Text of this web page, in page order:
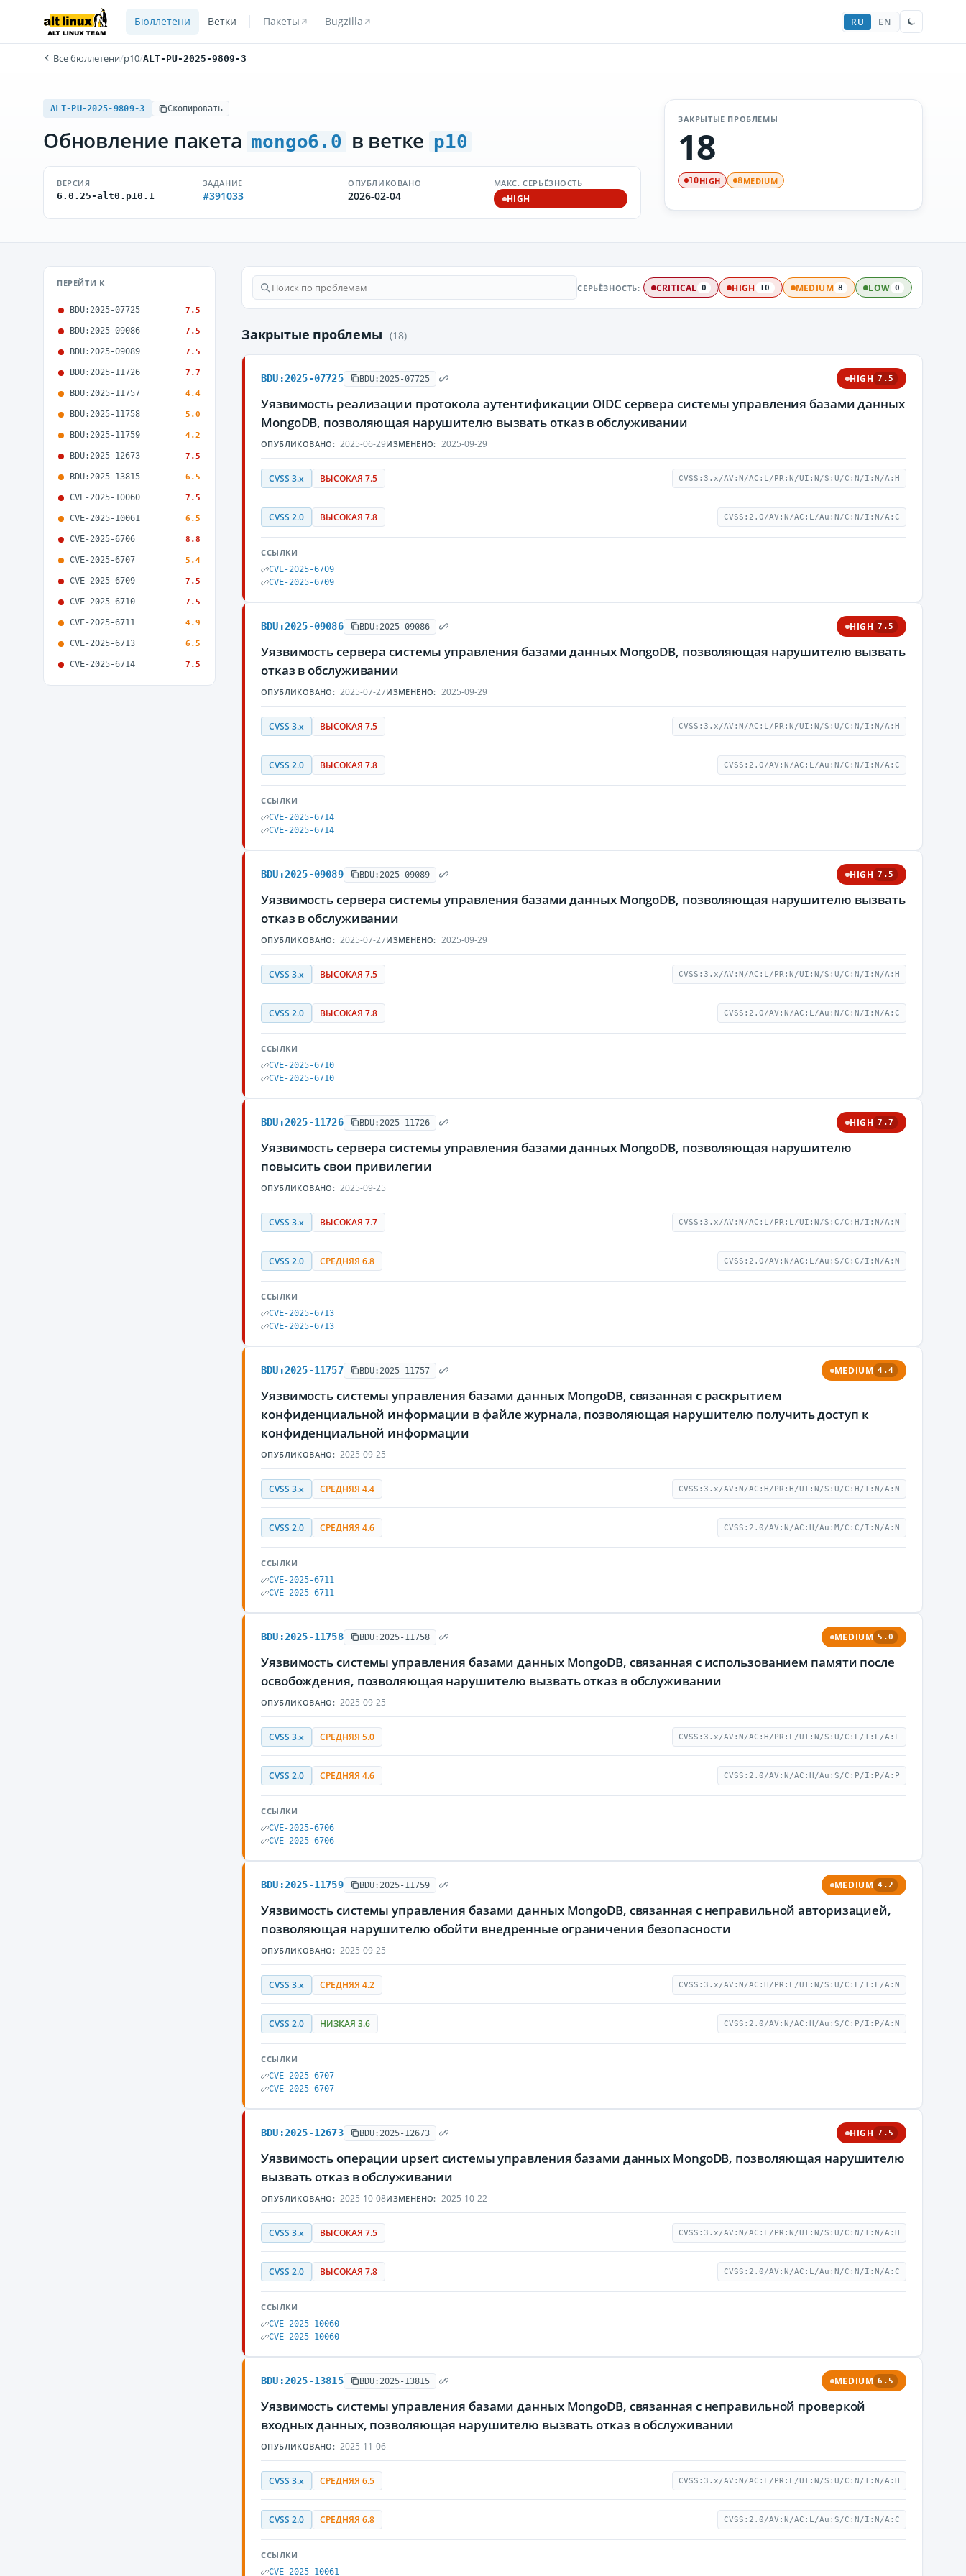
Бюллетени Ветки Пакеты Bugzilla RU EN
Все бюллетени/p10/ALT-PU-2025-9809-3
ALT-PU-2025-9809-3 Скопировать
Обновление пакета mongo6.0 в ветке p10
ВЕРСИЯ
6.0.25-alt0.p10.1
ЗАДАНИЕ
#391033
ОПУБЛИКОВАНО
2026-02-04
МАКС. СЕРЬЁЗНОСТЬ
HIGH
ЗАКРЫТЫЕ ПРОБЛЕМЫ
18
10HIGH 8MEDIUM
ПЕРЕЙТИ К
BDU:2025-07725 7.5
BDU:2025-09086 7.5
BDU:2025-09089 7.5
BDU:2025-11726 7.7
BDU:2025-11757 4.4
BDU:2025-11758 5.0
BDU:2025-11759 4.2
BDU:2025-12673 7.5
BDU:2025-13815 6.5
CVE-2025-10060 7.5
CVE-2025-10061 6.5
CVE-2025-6706 8.8
CVE-2025-6707 5.4
CVE-2025-6709 7.5
CVE-2025-6710 7.5
CVE-2025-6711 4.9
CVE-2025-6713 6.5
CVE-2025-6714 7.5
СЕРЬЁЗНОСТЬ: CRITICAL 0 HIGH 10 MEDIUM 8 LOW 0
Закрытые проблемы (18)
BDU:2025-07725 BDU:2025-07725 HIGH 7.5
Уязвимость реализации протокола аутентификации OIDC сервера системы управления базами данных
MongoDB, позволяющая нарушителю вызвать отказ в обслуживании
ОПУБЛИКОВАНО: 2025-06-29ИЗМЕНЕНО: 2025-09-29
CVSS 3.x ВЫСОКАЯ 7.5 CVSS:3.x/AV:N/AC:L/PR:N/UI:N/S:U/C:N/I:N/A:H
CVSS 2.0 ВЫСОКАЯ 7.8 CVSS:2.0/AV:N/AC:L/Au:N/C:N/I:N/A:C
ССЫЛКИ
CVE-2025-6709
CVE-2025-6709
BDU:2025-09086 BDU:2025-09086 HIGH 7.5
Уязвимость сервера системы управления базами данных MongoDB, позволяющая нарушителю вызвать
отказ в обслуживании
ОПУБЛИКОВАНО: 2025-07-27ИЗМЕНЕНО: 2025-09-29
CVSS 3.x ВЫСОКАЯ 7.5 CVSS:3.x/AV:N/AC:L/PR:N/UI:N/S:U/C:N/I:N/A:H
CVSS 2.0 ВЫСОКАЯ 7.8 CVSS:2.0/AV:N/AC:L/Au:N/C:N/I:N/A:C
ССЫЛКИ
CVE-2025-6714
CVE-2025-6714
BDU:2025-09089 BDU:2025-09089 HIGH 7.5
Уязвимость сервера системы управления базами данных MongoDB, позволяющая нарушителю вызвать
отказ в обслуживании
ОПУБЛИКОВАНО: 2025-07-27ИЗМЕНЕНО: 2025-09-29
CVSS 3.x ВЫСОКАЯ 7.5 CVSS:3.x/AV:N/AC:L/PR:N/UI:N/S:U/C:N/I:N/A:H
CVSS 2.0 ВЫСОКАЯ 7.8 CVSS:2.0/AV:N/AC:L/Au:N/C:N/I:N/A:C
ССЫЛКИ
CVE-2025-6710
CVE-2025-6710
BDU:2025-11726 BDU:2025-11726 HIGH 7.7
Уязвимость сервера системы управления базами данных MongoDB, позволяющая нарушителю
повысить свои привилегии
ОПУБЛИКОВАНО: 2025-09-25
CVSS 3.x ВЫСОКАЯ 7.7 CVSS:3.x/AV:N/AC:L/PR:L/UI:N/S:C/C:H/I:N/A:N
CVSS 2.0 СРЕДНЯЯ 6.8 CVSS:2.0/AV:N/AC:L/Au:S/C:C/I:N/A:N
ССЫЛКИ
CVE-2025-6713
CVE-2025-6713
BDU:2025-11757 BDU:2025-11757 MEDIUM 4.4
Уязвимость системы управления базами данных MongoDB, связанная с раскрытием
конфиденциальной информации в файлe журнала, позволяющая нарушителю получить доступ к
конфиденциальной информации
ОПУБЛИКОВАНО: 2025-09-25
CVSS 3.x СРЕДНЯЯ 4.4 CVSS:3.x/AV:N/AC:H/PR:H/UI:N/S:U/C:H/I:N/A:N
CVSS 2.0 СРЕДНЯЯ 4.6 CVSS:2.0/AV:N/AC:H/Au:M/C:C/I:N/A:N
ССЫЛКИ
CVE-2025-6711
CVE-2025-6711
BDU:2025-11758 BDU:2025-11758 MEDIUM 5.0
Уязвимость системы управления базами данных MongoDB, связанная с использованием памяти после
освобождения, позволяющая нарушителю вызвать отказ в обслуживании
ОПУБЛИКОВАНО: 2025-09-25
CVSS 3.x СРЕДНЯЯ 5.0 CVSS:3.x/AV:N/AC:H/PR:L/UI:N/S:U/C:L/I:L/A:L
CVSS 2.0 СРЕДНЯЯ 4.6 CVSS:2.0/AV:N/AC:H/Au:S/C:P/I:P/A:P
ССЫЛКИ
CVE-2025-6706
CVE-2025-6706
BDU:2025-11759 BDU:2025-11759 MEDIUM 4.2
Уязвимость системы управления базами данных MongoDB, связанная с неправильной авторизацией,
позволяющая нарушителю обойти внедренные ограничения безопасности
ОПУБЛИКОВАНО: 2025-09-25
CVSS 3.x СРЕДНЯЯ 4.2 CVSS:3.x/AV:N/AC:H/PR:L/UI:N/S:U/C:L/I:L/A:N
CVSS 2.0 НИЗКАЯ 3.6 CVSS:2.0/AV:N/AC:H/Au:S/C:P/I:P/A:N
ССЫЛКИ
CVE-2025-6707
CVE-2025-6707
BDU:2025-12673 BDU:2025-12673 HIGH 7.5
Уязвимость операции upsert системы управления базами данных MongoDB, позволяющая нарушителю
вызвать отказ в обслуживании
ОПУБЛИКОВАНО: 2025-10-08ИЗМЕНЕНО: 2025-10-22
CVSS 3.x ВЫСОКАЯ 7.5 CVSS:3.x/AV:N/AC:L/PR:N/UI:N/S:U/C:N/I:N/A:H
CVSS 2.0 ВЫСОКАЯ 7.8 CVSS:2.0/AV:N/AC:L/Au:N/C:N/I:N/A:C
ССЫЛКИ
CVE-2025-10060
CVE-2025-10060
BDU:2025-13815 BDU:2025-13815 MEDIUM 6.5
Уязвимость системы управления базами данных MongoDB, связанная с неправильной проверкой
входных данных, позволяющая нарушителю вызвать отказ в обслуживании
ОПУБЛИКОВАНО: 2025-11-06
CVSS 3.x СРЕДНЯЯ 6.5 CVSS:3.x/AV:N/AC:L/PR:L/UI:N/S:U/C:N/I:N/A:H
CVSS 2.0 СРЕДНЯЯ 6.8 CVSS:2.0/AV:N/AC:L/Au:S/C:N/I:N/A:C
ССЫЛКИ
CVE-2025-10061